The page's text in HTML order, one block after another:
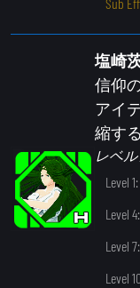
塩崎
信仰
アイ
縮する
レベ
Level
Level
Level
Level